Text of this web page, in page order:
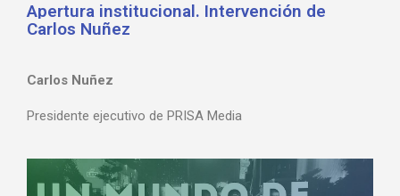
Apertura institucional. Intervención de
Carlos Nuñez
Carlos Nuñez
Presidente ejecutivo de PRISA Media